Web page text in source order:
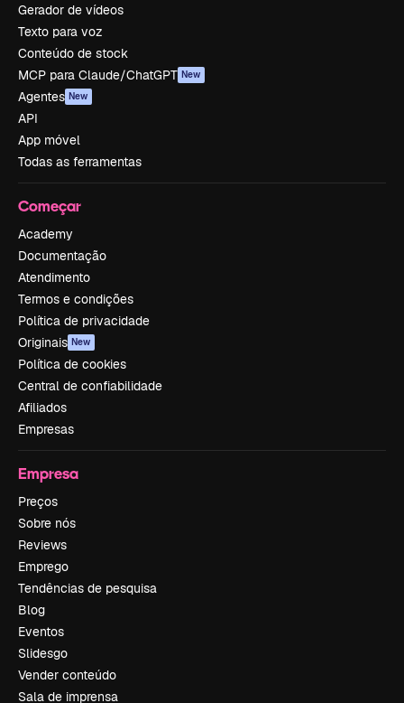
Gerador de vídeos
Texto para voz
Conteúdo de stock
MCP para Claude/ChatGPT New
Agentes New
API
App móvel
Todas as ferramentas
Começar
Academy
Documentação
Atendimento
Termos e condições
Política de privacidade
Originais New
Política de cookies
Central de confiabilidade
Afiliados
Empresas
Empresa
Preços
Sobre nós
Reviews
Emprego
Tendências de pesquisa
Blog
Eventos
Slidesgo
Vender conteúdo
Sala de imprensa